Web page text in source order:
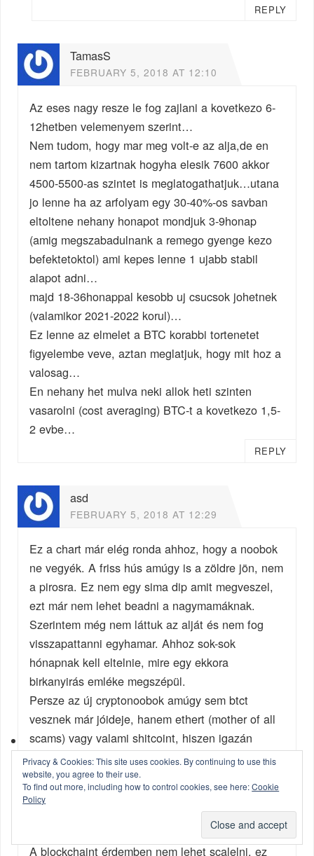
REPLY
TamasS
FEBRUARY 5, 2018 AT 12:10
Az eses nagy resze le fog zajlani a kovetkezo 6-
12hetben velemenyem szerint…
Nem tudom, hogy mar meg volt-e az alja,de en
nem tartom kizartnak hogyha elesik 7600 akkor
4500-5500-as szintet is meglatogathatjuk…utana
jo lenne ha az arfolyam egy 30-40%-os savban
eltoltene nehany honapot mondjuk 3-9honap
(amig megszabadulnank a remego gyenge kezo
befektetoktol) ami kepes lenne 1 ujabb stabil
alapot adni…
majd 18-36honappal kesobb uj csucsok johetnek
(valamikor 2021-2022 korul)…
Ez lenne az elmelet a BTC korabbi tortenetet
figyelembe veve, aztan meglatjuk, hogy mit hoz a
valosag…
En nehany het mulva neki allok heti szinten
vasarolni (cost averaging) BTC-t a kovetkezo 1,5-
2 evbe…
REPLY
asd
FEBRUARY 5, 2018 AT 12:29
Ez a chart már elég ronda ahhoz, hogy a noobok
ne vegyék. A friss hús amúgy is a zöldre jön, nem
a pirosra. Ez nem egy sima dip amit megveszel,
ezt már nem lehet beadni a nagymamáknak.
Szerintem még nem láttuk az alját és nem fog
visszapattanni egyhamar. Ahhoz sok-sok
hónapnak kell eltelnie, mire egy ekkora
birkanyirás emléke megszépül.
Persze az új cryptonoobok amúgy sem btct
vesznek már jóideje, hanem ethert (mother of all
scams) vagy valami shitcoint, hiszen igazán
nagyot szakitani ott lehetett. Más meg ugye nem
számít, hiszen a digitális aranyaknak nincsen
semmi értelme a spekuláción kívül. ( Monero és
A futures is besült, nem hozott új vevőket.
A blockchaint érdemben nem lehet scalelni, ez
Privacy & Cookies: This site uses cookies. By continuing to use this
website, you agree to their use.
To find out more, including how to control cookies, see here:Cookie
Policy